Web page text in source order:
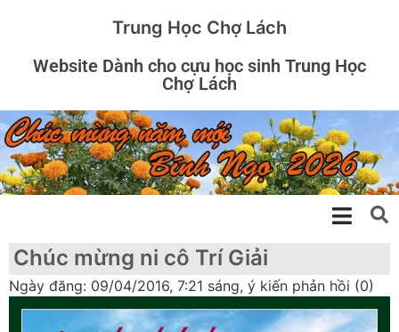
Trung Học Chợ Lách
Website Dành cho cựu học sinh Trung Học
Chợ Lách
Chúc mừng ni cô Trí Giải
Ngày đăng: 09/04/2016, 7:21 sáng, ý kiến phản hồi (0)